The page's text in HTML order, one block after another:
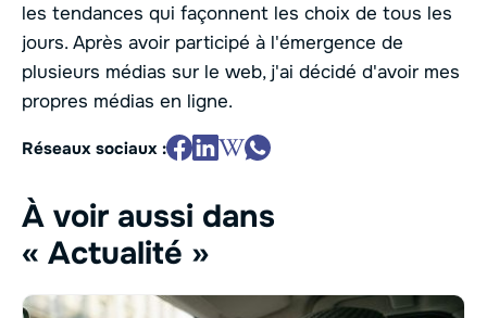
les tendances qui façonnent les choix de tous les
jours. Après avoir participé à l'émergence de
plusieurs médias sur le web, j'ai décidé d'avoir mes
propres médias en ligne.
Réseaux sociaux :
À voir aussi dans
« Actualité »